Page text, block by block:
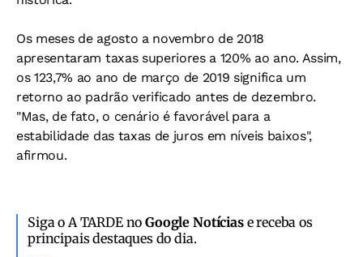
Os meses de agosto a novembro de 2018
apresentaram taxas superiores a 120% ao ano. Assim,
os 123,7% ao ano de março de 2019 significa um
retorno ao padrão verificado antes de dezembro.
"Mas, de fato, o cenário é favorável para a
estabilidade das taxas de juros em níveis baixos",
afirmou.
Siga o A TARDE noGoogle Notíciase receba os
principais destaques do dia.